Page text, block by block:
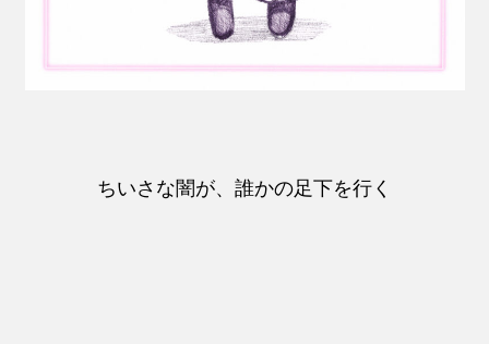
ちいさな闇が、誰かの足下を行く